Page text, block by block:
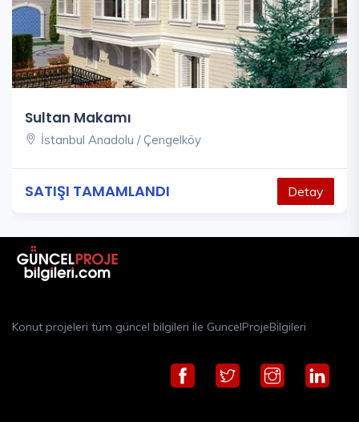
Sultan Makamı
İstanbul Anadolu / Çengelköy
SATIŞI TAMAMLANDI Detay
Konut projeleri tüm güncel bilgileri ile GuncelProjeBilgileri